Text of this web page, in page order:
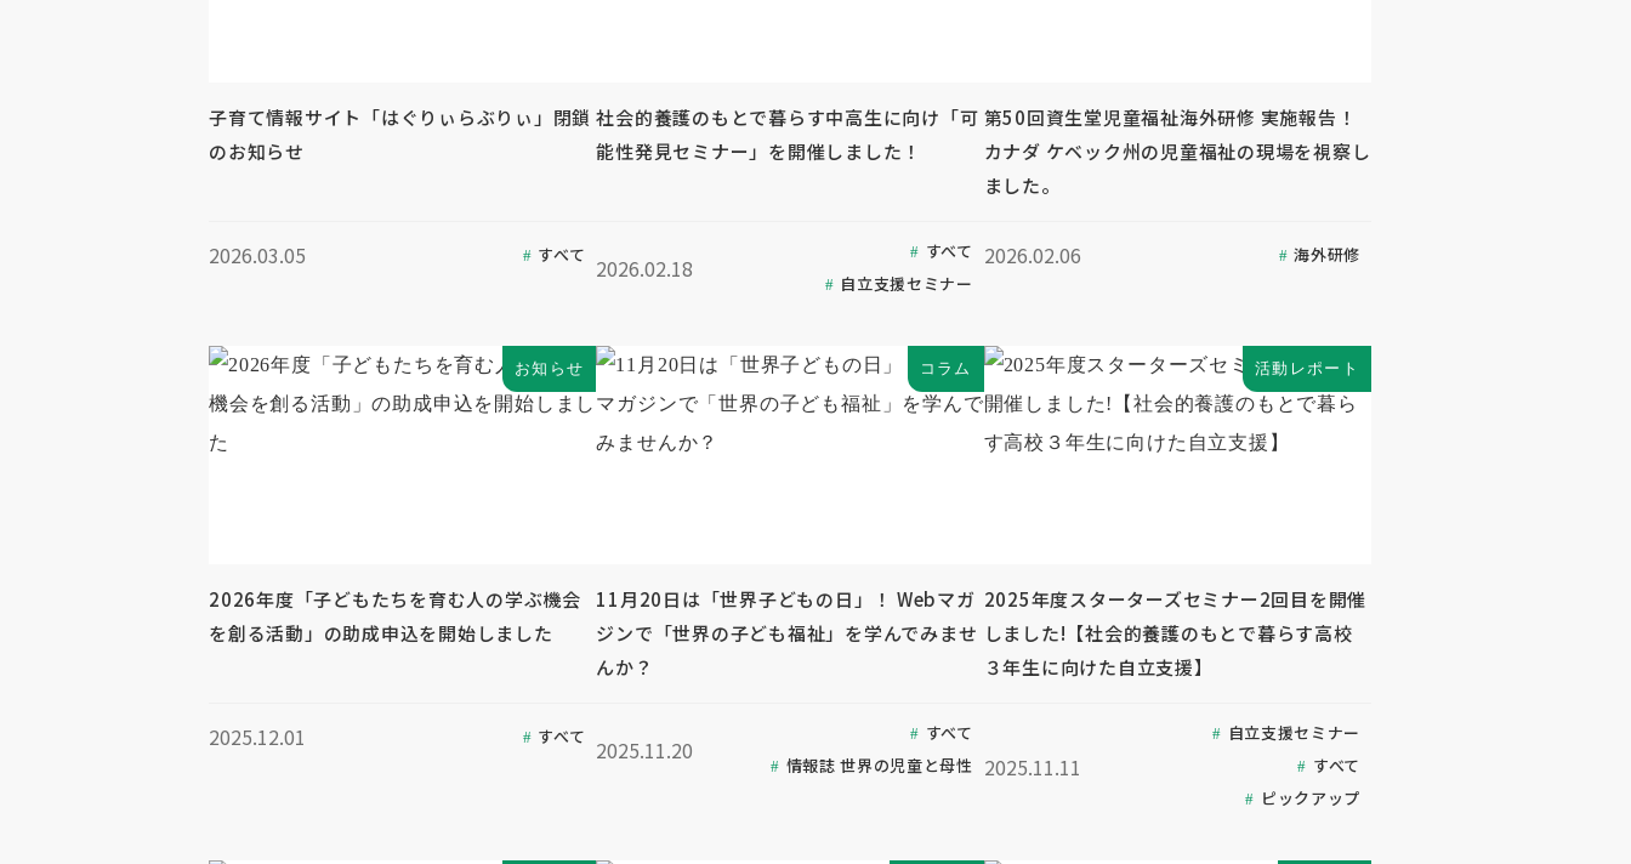
子育て情報サイト「はぐりぃらぶりぃ」閉鎖
のお知らせ
2026.03.05 すべて
社会的養護のもとで暮らす中高生に向け「可
能性発見セミナー」を開催しました！
2026.02.18
すべて
自立支援セミナー
第50回資生堂児童福祉海外研修 実施報告！
カナダ ケベック州の児童福祉の現場を視察し
ました。
2026.02.06 海外研修
お知らせ
2026年度「子どもたちを育む人の学ぶ機会
を創る活動」の助成申込を開始しました
2025.12.01 すべて
コラム
11月20日は「世界子どもの日」！ Webマガ
ジンで「世界の子ども福祉」を学んでみませ
んか？
2025.11.20
すべて
情報誌 世界の児童と母性
活動レポート
2025年度スターターズセミナー2回目を開催
しました!【社会的養護のもとで暮らす高校
３年生に向けた自立支援】
2025.11.11
自立支援セミナー
すべて
ピックアップ